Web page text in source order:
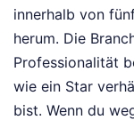
innerhalb von
herum. Die
Professionalität
wie ein Star
bist. Wenn du